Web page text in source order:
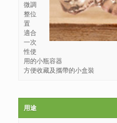
微調
整位
置
適合
一次
性使
用的小瓶容器
方便收藏及攜帶的小盒裝
用途